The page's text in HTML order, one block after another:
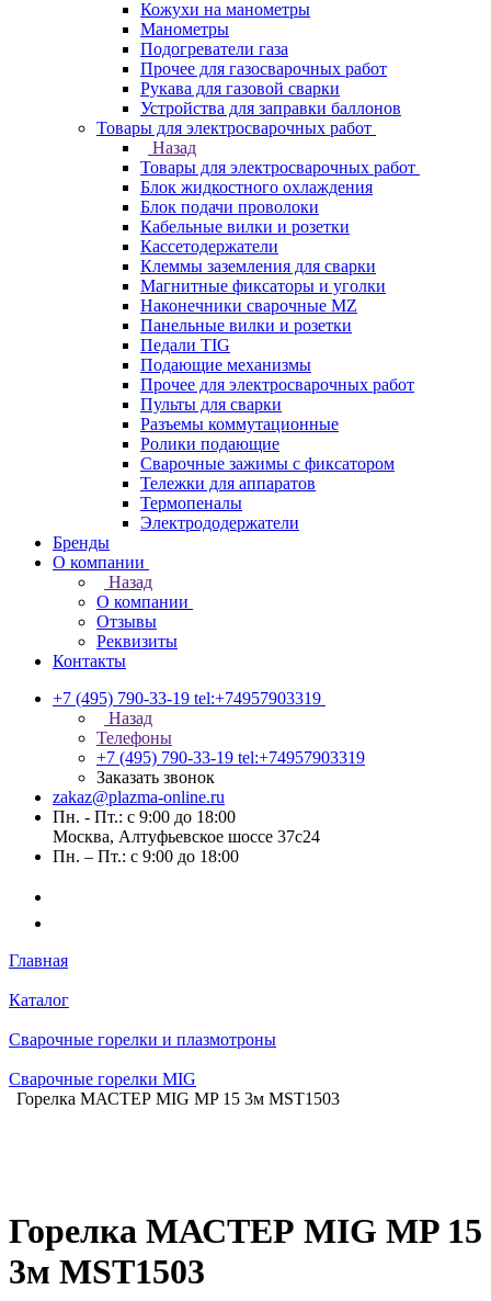
Кожухи на манометры
Манометры
Подогреватели газа
Прочее для газосварочных работ
Рукава для газовой сварки
Устройства для заправки баллонов
Товары для электросварочных работ
Назад
Товары для электросварочных работ
Блок жидкостного охлаждения
Блок подачи проволоки
Кабельные вилки и розетки
Кассетодержатели
Клеммы заземления для сварки
Магнитные фиксаторы и уголки
Наконечники сварочные MZ
Панельные вилки и розетки
Педали TIG
Подающие механизмы
Прочее для электросварочных работ
Пульты для сварки
Разъемы коммутационные
Ролики подающие
Сварочные зажимы с фиксатором
Тележки для аппаратов
Термопеналы
Электрододержатели
Бренды
О компании
Назад
О компании
Отзывы
Реквизиты
Контакты
+7 (495) 790-33-19 tel:+74957903319
Назад
Телефоны
+7 (495) 790-33-19 tel:+74957903319
Заказать звонок
zakaz@plazma-online.ru
Пн. - Пт.: с 9:00 до 18:00
Москва, Алтуфьевское шоссе 37с24
Пн. – Пт.: с 9:00 до 18:00
Главная
Каталог
Сварочные горелки и плазмотроны
Сварочные горелки MIG
Горелка МАСТЕР MIG MP 15 3м MST1503
Горелка МАСТЕР MIG MP 15
3м MST1503